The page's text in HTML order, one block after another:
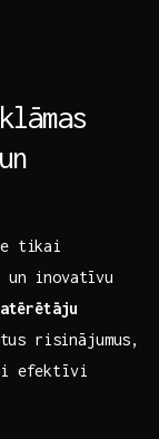
tikai
un inovatīvu
risinājumus,
efektīvi